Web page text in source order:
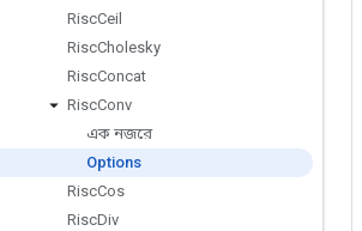
RiscCeil
RiscCholesky
RiscConcat
RiscConv
এক নজরে
Options
RiscCos
RiscDiv